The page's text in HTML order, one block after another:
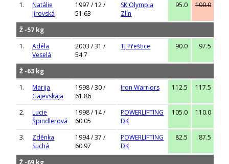
1.
Natálie
Jírovská
1997 / 12 /
51.63
SK Olympia
Zlín
95.0 100.0
Ž -57 kg
1.
Adéla
Veselá
2003 / 31 /
54.7
TJ Přeštice 90.0 97.5
Ž -63 kg
1.
Marija
Gajevskaja
1998 / 30 /
61.86
Iron Warriors 112.5 117.5
2.
Lucie
Špindlerová
1998 / 14 /
60.05
POWERLIFTING
DK
105.0 110.0
3.
Zděnka
Suchá
1994 / 37 /
60.97
POWERLIFTING
DK
82.5 87.5
Ž -69 kg